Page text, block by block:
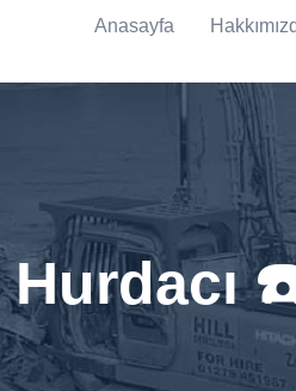
Anasayfa